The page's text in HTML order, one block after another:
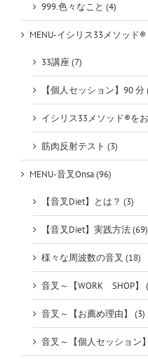
999.色々なこと (4)
MENU-イシリス33メソッド®
33講座 (7)
【個人セッション】90 分
イシリス33メソッド®を
筋肉反射テスト (3)
MENU-音叉Onsa (96)
【音叉Diet】とは？ (3)
【音叉Diet】実践方法 (69)
様々な周波数の音叉 (18)
音叉～【WORK SHOP】
音叉～【お薦め理由】 (3)
音叉～【個人セッション